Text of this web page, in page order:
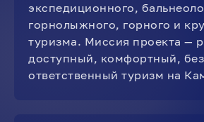
экспедиционного,
горнолыжного, горного и
туризма. Миссия проекта —
доступный, комфортный,
ответственный туризм на